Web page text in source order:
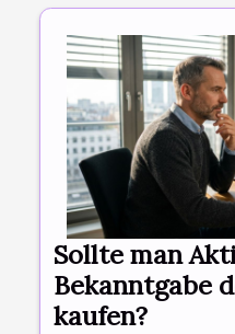
Sollte man
Bekanntgabe
kaufen?